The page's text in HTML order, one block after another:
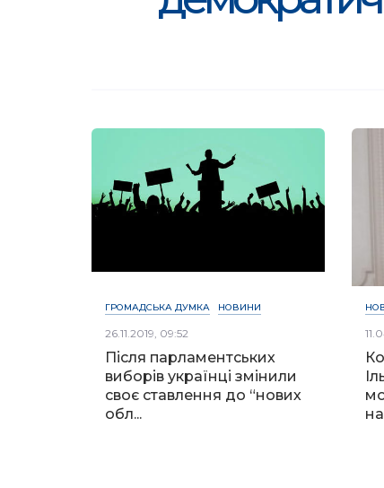
ГРОМАДСЬКА ДУМКА НОВИНИ
26.11.2019, 09:52
Після парламентських
виборів українці змінили
своє ставлення до “нових
обл...